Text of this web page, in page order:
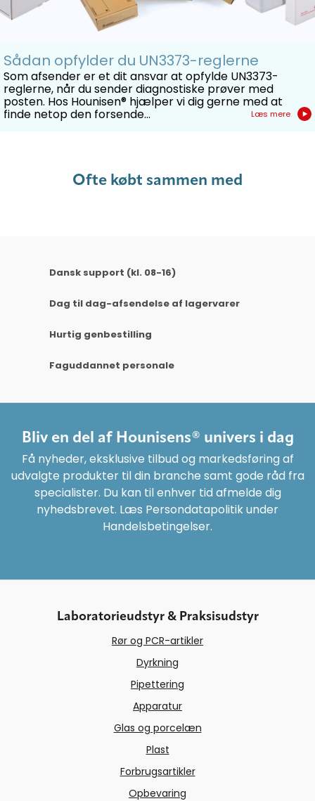
Sådan opfylder du UN3373-reglerne
Som afsender er et dit ansvar at opfylde UN3373-
reglerne, når du sender diagnostiske prøver med
posten. Hos Hounisen® hjælper vi dig gerne med at
finde netop den forsende... Læs mere
Ofte købt sammen med
Dansk support (kl. 08-16)
Dag til dag-afsendelse af lagervarer
Hurtig genbestilling
Faguddannet personale
Bliv en del af Hounisens® univers i dag
Få nyheder, eksklusive tilbud og markedsføring af
udvalgte produkter til din branche samt gode råd fra
specialister. Du kan til enhver tid afmelde dig
nyhedsbrevet. Læs Persondatapolitik under
Handelsbetingelser.
Laboratorieudstyr & Praksisudstyr
Rør og PCR-artikler
Dyrkning
Pipettering
Apparatur
Glas og porcelæn
Plast
Forbrugsartikler
Opbevaring